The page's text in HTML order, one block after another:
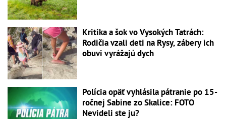
Kritika a šok vo Vysokých Tatrách:
Rodičia vzali deti na Rysy, zábery ich
obuvi vyrážajú dych
Polícia opäť vyhlásila pátranie po 15-
ročnej Sabine zo Skalice: FOTO
Nevideli ste ju?